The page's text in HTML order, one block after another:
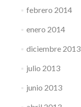
febrero 2014
enero 2014
diciembre 2013
julio 2013
junio 2013